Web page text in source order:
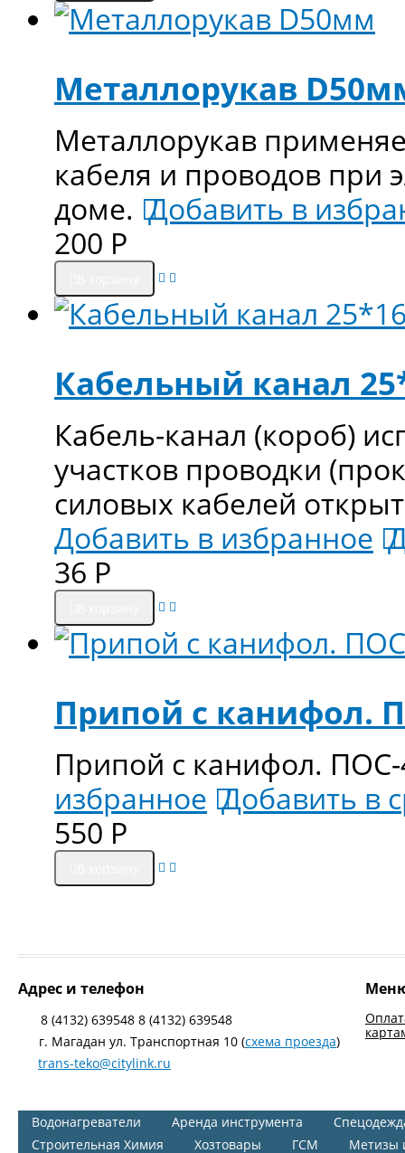
Металлорукав
Металлорукав
кабеля и проводов при
доме. Добавить в
200 Р
Кабельный канал
Кабель-канал (короб)
участков проводки
силовых кабелей
Добавить в избранное
36 Р
Припой с канифол.
Припой с канифол.
избранное Добавить в
550 Р
Адрес и телефон
8 (4132) 639548 8 (4132) 639548
г. Магадан ул. Транспортная 10 (схема проезда)
trans-teko@citylink.ru
Водонагреватели Аренда инструмента
Строительная Химия
Хозтовары ГСМ
Метизы